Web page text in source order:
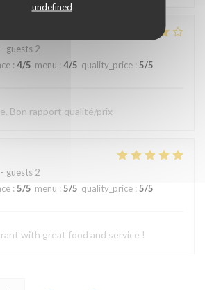
undefined
guests 2
: 4/5 menu : 4/5 quality_price : 5/5
Bon rapport qualité/prix
guests 2
: 5/5 menu : 5/5 quality_price : 5/5
with great food and service !